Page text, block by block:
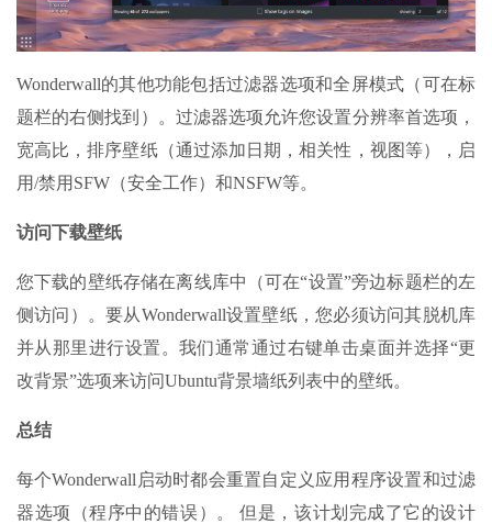
Wonderwall的其他功能包括过滤器选项和全屏模式（可在标
题栏的右侧找到）。过滤器选项允许您设置分辨率首选项，
宽高比，排序壁纸（通过添加日期，相关性，视图等），启
用/禁用SFW（安全工作）和NSFW等。
访问下载壁纸
您下载的壁纸存储在离线库中（可在“设置”旁边标题栏的左
侧访问）。要从Wonderwall设置壁纸，您必须访问其脱机库
并从那里进行设置。我们通常通过右键单击桌面并选择“更
改背景”选项来访问Ubuntu背景墙纸列表中的壁纸。
总结
每个Wonderwall启动时都会重置自定义应用程序设置和过滤
器选项（程序中的错误）。 但是，该计划完成了它的设计